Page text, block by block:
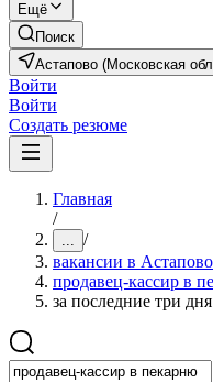
Ещё
Поиск
Астапово (Московская
Войти
Войти
Создать резюме
Главная
/
... /
вакансии в
продавец-кассир в
за последние три дня